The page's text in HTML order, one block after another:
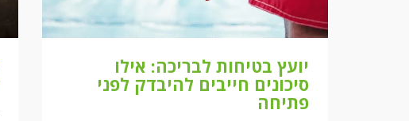
יועץ בטיחות לבריכה: אילו
סיכונים חייבים להיבדק לפני
פתיחה